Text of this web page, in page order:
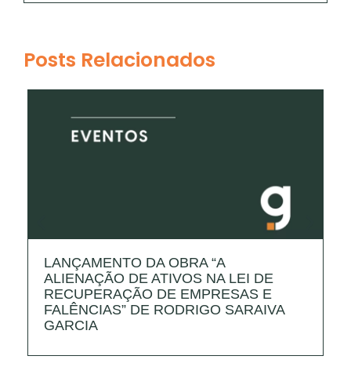
Posts Relacionados
LANÇAMENTO DA OBRA “A
ALIENAÇÃO DE ATIVOS NA LEI DE
RECUPERAÇÃO DE EMPRESAS E
FALÊNCIAS” DE RODRIGO SARAIVA
GARCIA